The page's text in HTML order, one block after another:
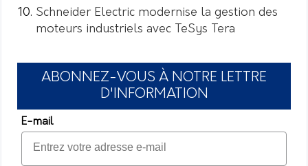
Schneider Electric modernise la gestion des
moteurs industriels avec TeSys Tera
ABONNEZ-VOUS À NOTRE LETTRE
D'INFORMATION
E-mail